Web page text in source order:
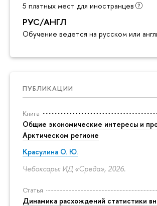
5 платных мест для иностранцев
РУС/АНГЛ
Обучение ведется на русском или
ПУБЛИКАЦИИ
Книга
Общие экономические интересы и
Арктическом регионе
Красулина О. Ю.
Чебоксары: ИД «Среда», 2026.
Статья
Динамика расхождений статистики